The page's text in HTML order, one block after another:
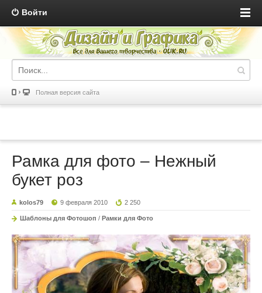
Войти
Полная версия сайта
Рамка для фото – Нежный
букет роз
kolos79 9 февраля 2010 2 250
Шаблоны для Фотошоп / Рамки для Фото